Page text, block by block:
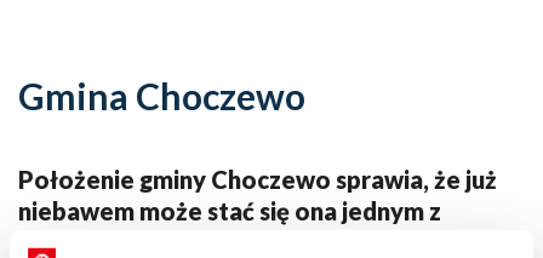
Gmina Choczewo
Położenie gminy Choczewo sprawia, że już
niebawem może stać się ona jednym z
najważniejszych punktów na mapie polskiej